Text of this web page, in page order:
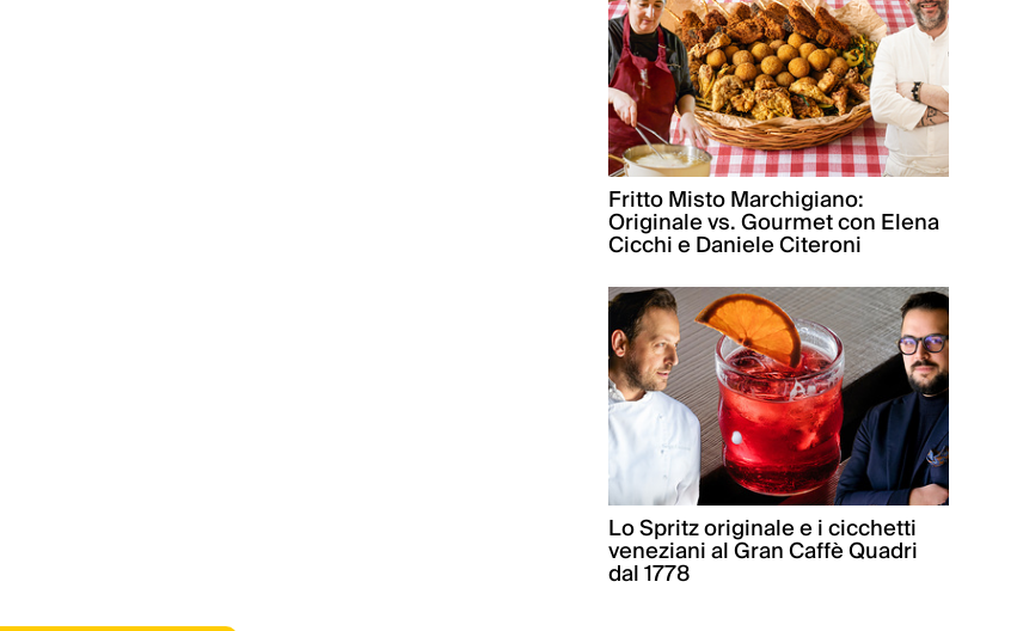
Fritto Misto Marchigiano:
Originale vs. Gourmet con Elena
Cicchi e Daniele Citeroni
Lo Spritz originale e i cicchetti
veneziani al Gran Caffè Quadri
dal 1778